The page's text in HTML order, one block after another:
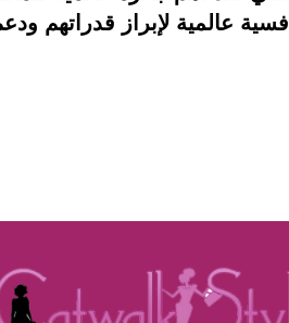
عالمية لإبراز قدراتهم